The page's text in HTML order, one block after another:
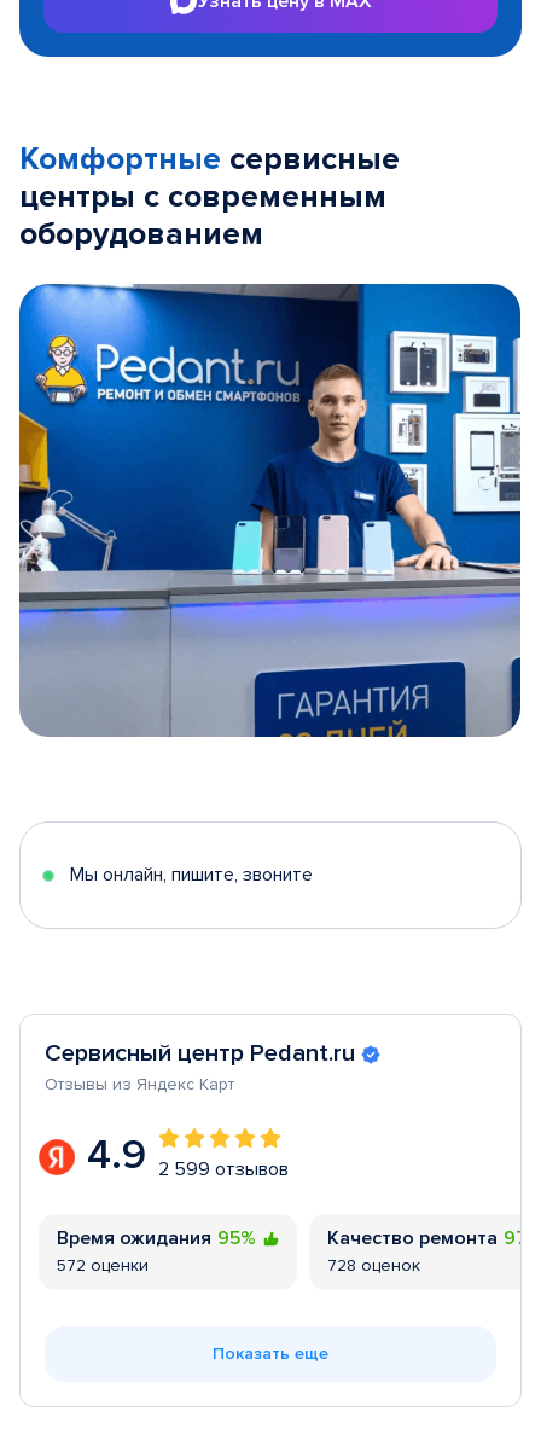
Комфортные сервисные
центры с современным
оборудованием
5
Мы онлайн, пишите, звоните
Сервисный центр Pedant.ru
Отзывы из Яндекс Карт
4.9 2 599 отзывов
Время ожидания 95%
572 оценки
Качество ремонта
728 оценок
Показать еще